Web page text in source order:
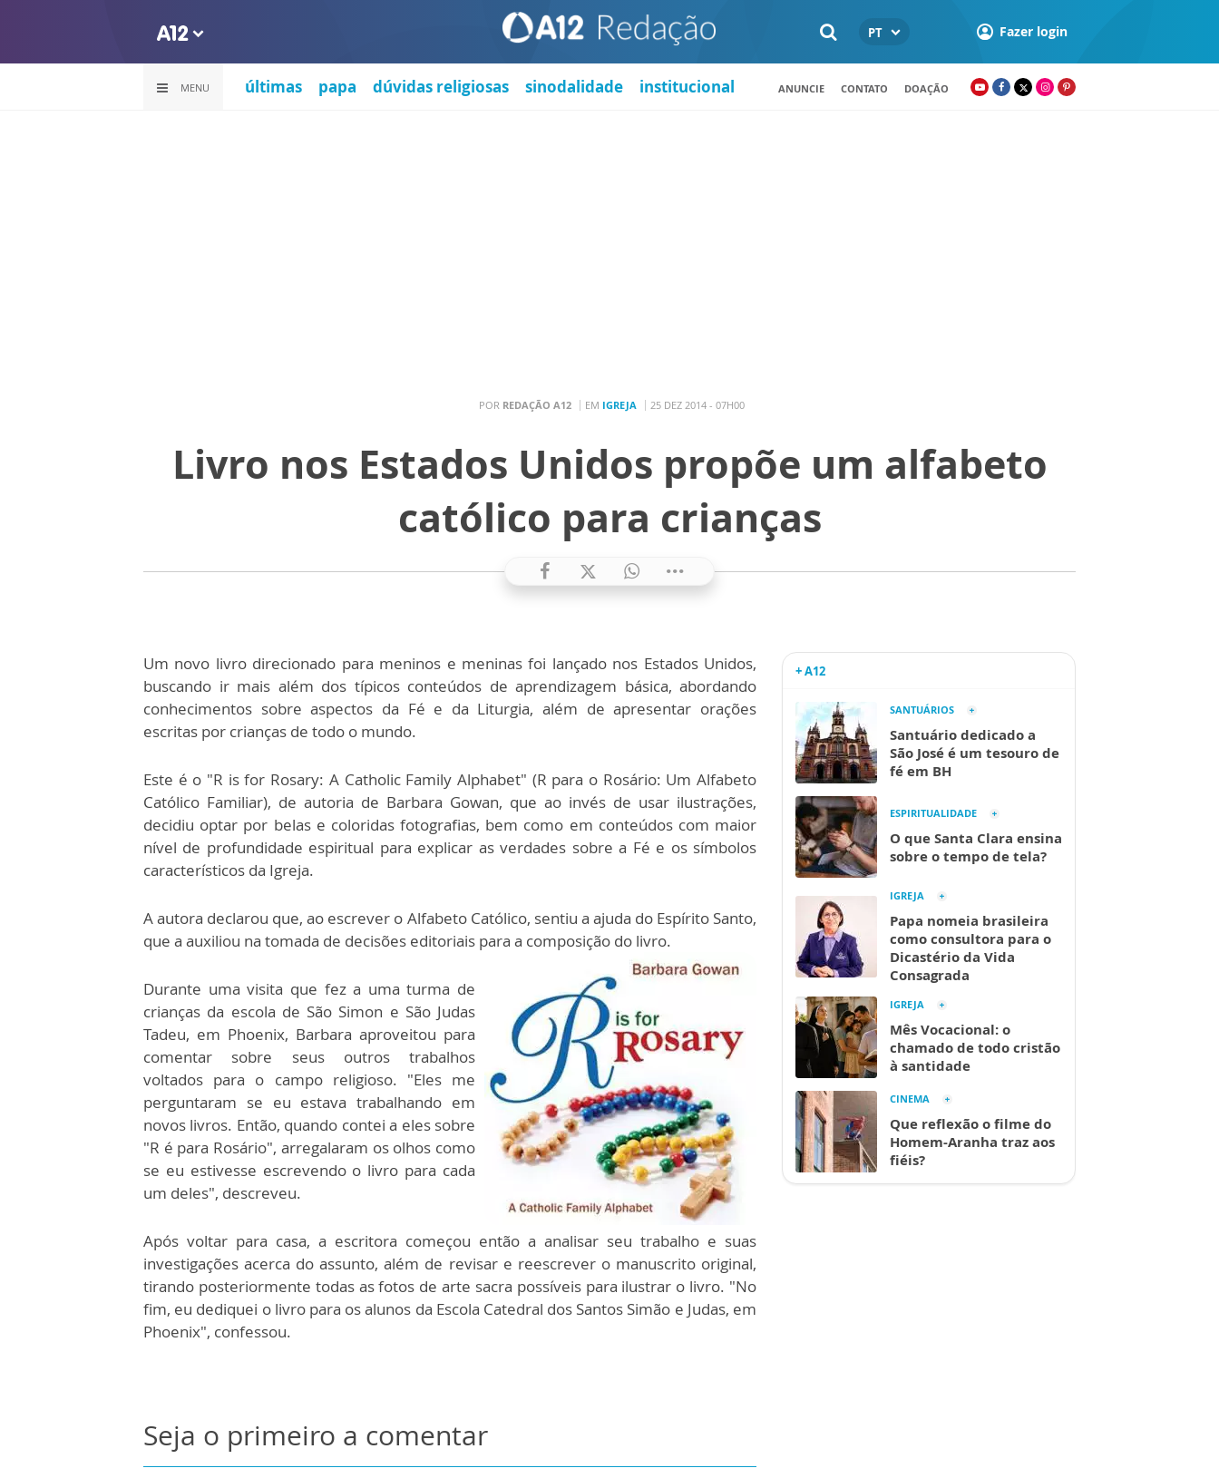
PT Fazer login
MENU últimas papa dúvidas religiosas sinodalidade institucional ANUNCIE CONTATO DOAÇÃO
POR REDAÇÃO A12 EM IGREJA 25 DEZ 2014 - 07H00
Livro nos Estados Unidos propõe um alfabeto
católico para crianças
Um novo livro direcionado para meninos e meninas foi lançado nos Estados Unidos,
buscando ir mais além dos típicos conteúdos de aprendizagem básica, abordando
conhecimentos sobre aspectos da Fé e da Liturgia, além de apresentar orações
escritas por crianças de todo o mundo.
Este é o "R is for Rosary: A Catholic Family Alphabet" (R para o Rosário: Um Alfabeto
Católico Familiar), de autoria de Barbara Gowan, que ao invés de usar ilustrações,
decidiu optar por belas e coloridas fotografias, bem como em conteúdos com maior
nível de profundidade espiritual para explicar as verdades sobre a Fé e os símbolos
característicos da Igreja.
A autora declarou que, ao escrever o Alfabeto Católico, sentiu a ajuda do Espírito Santo,
que a auxiliou na tomada de decisões editoriais para a composição do livro.
Durante uma visita que fez a uma turma de
crianças da escola de São Simon e São Judas
Tadeu, em Phoenix, Barbara aproveitou para
comentar sobre seus outros trabalhos
voltados para o campo religioso. "Eles me
perguntaram se eu estava trabalhando em
novos livros. Então, quando contei a eles sobre
"R é para Rosário", arregalaram os olhos como
se eu estivesse escrevendo o livro para cada
um deles", descreveu.
Após voltar para casa, a escritora começou então a analisar seu trabalho e suas
investigações acerca do assunto, além de revisar e reescrever o manuscrito original,
tirando posteriormente todas as fotos de arte sacra possíveis para ilustrar o livro. "No
fim, eu dediquei o livro para os alunos da Escola Catedral dos Santos Simão e Judas, em
Phoenix", confessou.
Seja o primeiro a comentar
+ A12
SANTUÁRIOS
Santuário dedicado a
São José é um tesouro de
fé em BH
ESPIRITUALIDADE
O que Santa Clara ensina
sobre o tempo de tela?
IGREJA
Papa nomeia brasileira
como consultora para o
Dicastério da Vida
Consagrada
IGREJA
Mês Vocacional: o
chamado de todo cristão
à santidade
CINEMA
Que reflexão o filme do
Homem-Aranha traz aos
fiéis?